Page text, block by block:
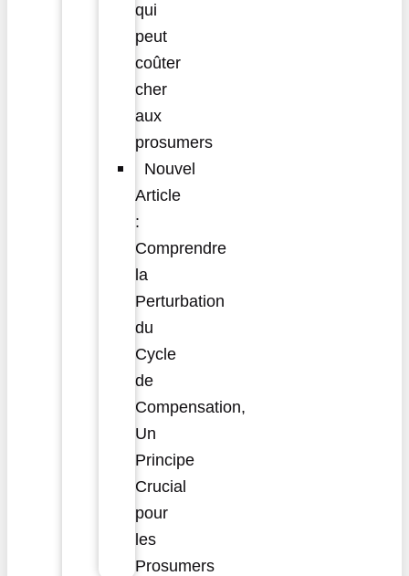
qui
peut
coûter
cher
aux
prosumers
Nouvel
Article
:
Comprendre
la
Perturbation
du
Cycle
de
Compensation,
Un
Principe
Crucial
pour
les
Prosumers